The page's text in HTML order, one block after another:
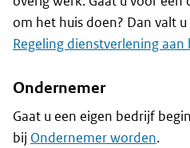
om het huis doen? Dan valt
Regeling dienstverlening aan
Ondernemer
Gaat u een eigen bedrijf
bij Ondernemer worden.